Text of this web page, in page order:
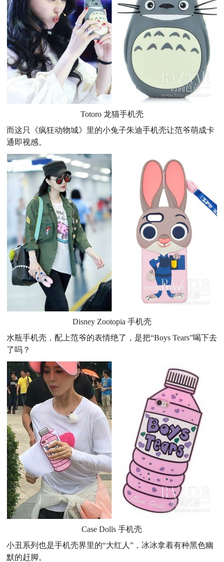
Totoro 龙猫手机壳
而这只《疯狂动物城》里的小兔子朱迪手机壳让范爷萌成卡
通即视感。
Disney Zootopia 手机壳
水瓶手机壳，配上范爷的表情绝了，是把“Boys Tears”喝下去
了吗？
Case Dolls 手机壳
小丑系列也是手机壳界里的“大红人”，冰冰拿着有种黑色幽
默的赶脚。